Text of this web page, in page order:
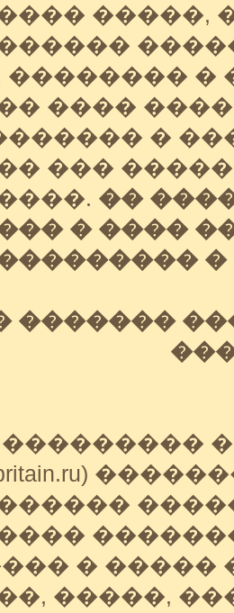
�����,
�������� �
����
�
���
��
� ����
�������
britain.ru)
� �����
�����,